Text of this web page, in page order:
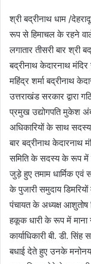
श्री बद्रीनाथ धाम /
रूप से हिमाचल के रहने
लगातार तीसरी बार श्री
बद्रीनाथ केदारनाथ
महिंद्र शर्मा बद्रीनाथ
उत्तराखंड सरकार द्वारा
प्रमुख उद्योगपति मुकेश
अधिकारियों के साथ
बार बद्रीनाथ केदारनाथ
समिति के सदस्य के रूप में
जुड़े हुए तमाम धार्मिक एवं
के पुजारी समुदाय डिमरियों
पंचायत के अध्यक्ष आशुतोष
हकूक धारी के रूप में माना
कार्याधिकारी बी. डी.
बधाई देते हुए उनके